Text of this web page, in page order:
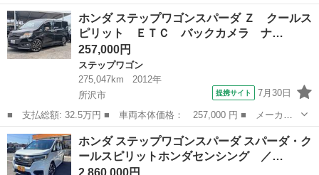
ー名： ホンダ ■ 車種名： ステップワゴン ■ グレード名： Ｇ
コンフォートセレクション バックカメラ ＥＴＣ フルセグ ＤＶ
Ｄ／ＣＤ...
埼玉 鶴ヶ島市 ステップワゴン
ホンダ ステップワゴンスパーダ Ｚ クールス
ピリット ＥＴＣ バックカメラ ナ…
257,000円
ステップワゴン
275,047km
2012年
所沢市
提携サイト 7月30日
■ 支払総額: 32.5万円 ■ 車両本体価格： 257,000 円 ■ メーカー
名： ホンダ ■ 車種名： ステップワゴンスパーダ ■ グレード
名： Ｚ クールスピリット ＥＴＣ バックカメラ ナビ オート
クルーズコント...
埼玉 所沢市 ステップワゴン
ホンダ ステップワゴンスパーダ スパーダ・ク
ールスピリットホンダセンシング ／…
2,860,000円